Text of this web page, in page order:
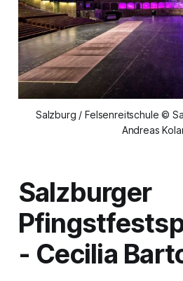
Salzburg / Felsenreitschule ©
Andreas
Salzburger
- Cecilia